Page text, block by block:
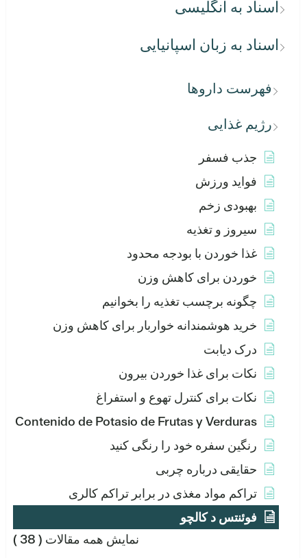
اسناد به انگلیسی
اسناد به زبان اسپانیایی
فهرست داروها
رژیم غذایی
جذب فسفر
فواید ورزش
بهبودی زخم
سیروز و تغذیه
غذا خوردن با بودجه محدود
خوردن برای کاهش وزن
چگونه برچسب تغذیه را بخوانیم
خرید هوشمندانه خواربار برای کاهش وزن
درک دیابت
نکات برای غذا خوردن بیرون
نکات برای کنترل تهوع و استفراغ
Contenido de Potasio de Frutas y Verduras
رنگین سفره خود را رنگی کنید
حقایقی درباره چربی
تراکم مواد مغذی در برابر تراکم کالری
فوئنتس د کالچو
نمایش همه مقالات ( 38 )